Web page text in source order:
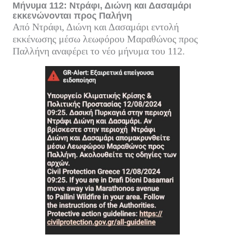
Μήνυμα 112: Ντράφι, Διώνη και Δασαμάρι
εκκενώνονται προς Παλήνη
Από Ντράφι, Διώνη και Δασαμάρι εντολή
εκκένωσης μέσω λεωφόρου Μαραθώνος προς
Παλλήνη αναφέρει το νέο μήνυμα του 112.